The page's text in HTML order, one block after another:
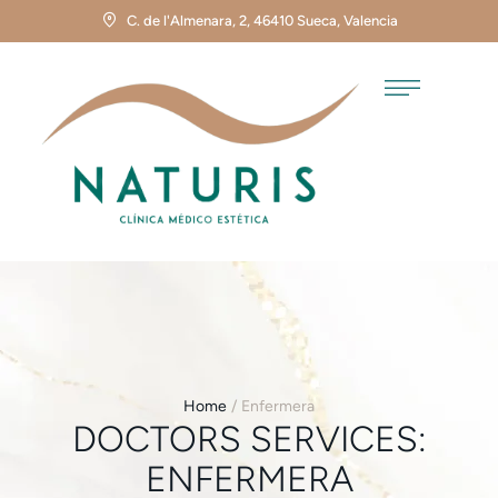
C. de l'Almenara, 2, 46410 Sueca, Valencia
Home / Enfermera
DOCTORS SERVICES:
ENFERMERA